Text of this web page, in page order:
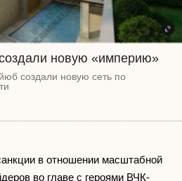
новую «империю»
создали новую сеть по
в отношении масштабной
во главе с героями ВЧК-